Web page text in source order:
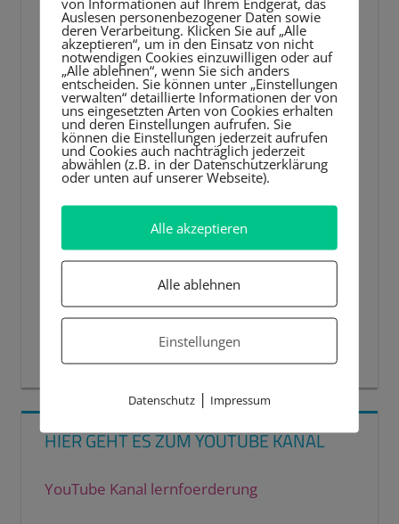
HIER GEHT ES ZUM YOUTUBE KANAL
YouTube Kanal lernfoerderung
Auslesen personenbezogener Daten sowie
deren Verarbeitung. Klicken Sie auf „Alle
akzeptieren“, um in den Einsatz von nicht
notwendigen Cookies einzuwilligen oder auf
„Alle ablehnen“, wenn Sie sich anders
entscheiden. Sie können unter „Einstellungen
verwalten“ detaillierte Informationen der von
uns eingesetzten Arten von Cookies erhalten
und deren Einstellungen aufrufen. Sie
können die Einstellungen jederzeit aufrufen
und Cookies auch nachträglich jederzeit
abwählen (z.B. in der Datenschutzerklärung
oder unten auf unserer Webseite).
Alle akzeptieren
Alle ablehnen
Einstellungen
Datenschutz| Impressum